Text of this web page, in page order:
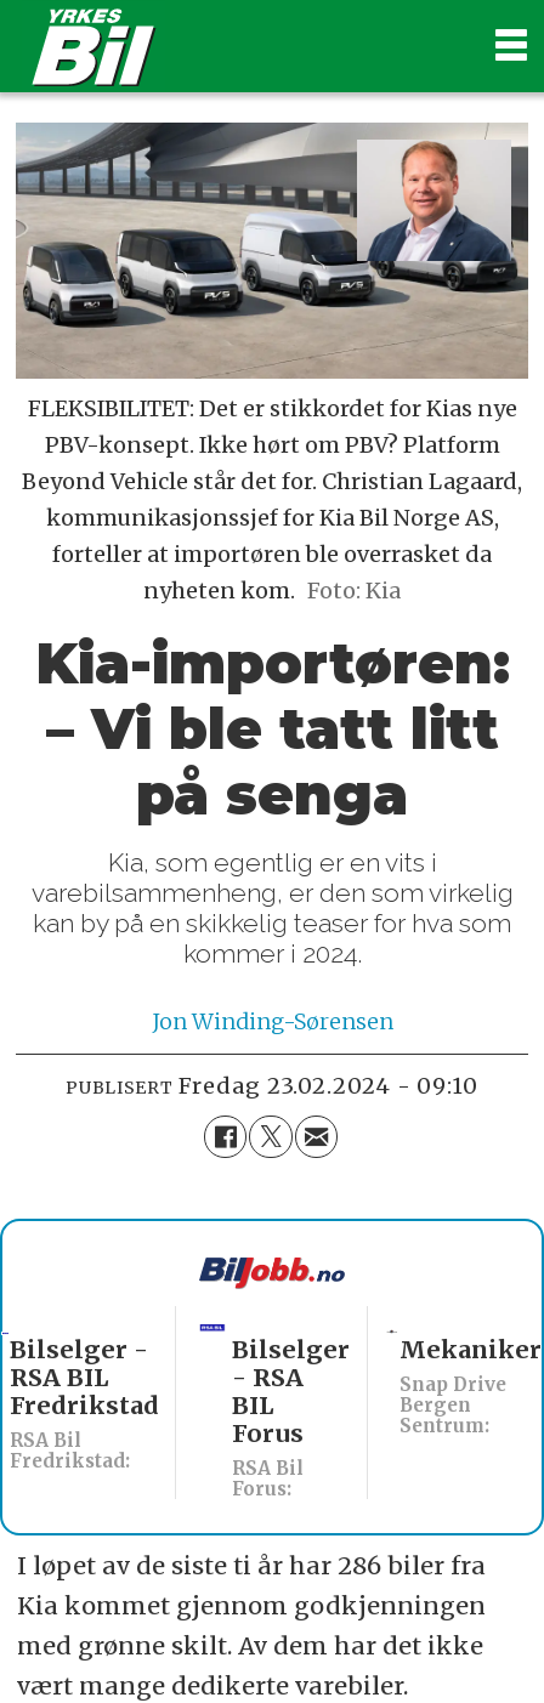
FLEKSIBILITET: Det er stikkordet for Kias nye
PBV-konsept. Ikke hørt om PBV? Platform
Beyond Vehicle står det for. Christian Lagaard,
kommunikasjonssjef for Kia Bil Norge AS,
forteller at importøren ble overrasket da
nyheten kom. Foto: Kia
Kia-importøren:
– Vi ble tatt litt
på senga
Kia, som egentlig er en vits i
varebilsammenheng, er den som virkelig
kan by på en skikkelig teaser for hva som
kommer i 2024.
JonWinding-Sørensen
PUBLISERT fredag 23.02.2024 - 09:10
RSA Bil
Bilselger
- RSA
BIL
Forus
Snap Drive
Bergen
Sentrum:
Mekaniker
Billakkerer
søkes til
Werksta
Åsane
I løpet av de siste ti år har 286 biler fra
Kia kommet gjennom godkjenningen
med grønne skilt. Av dem har det ikke
vært mange dedikerte varebiler.